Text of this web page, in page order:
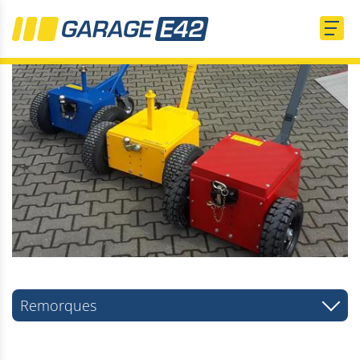
Remorques